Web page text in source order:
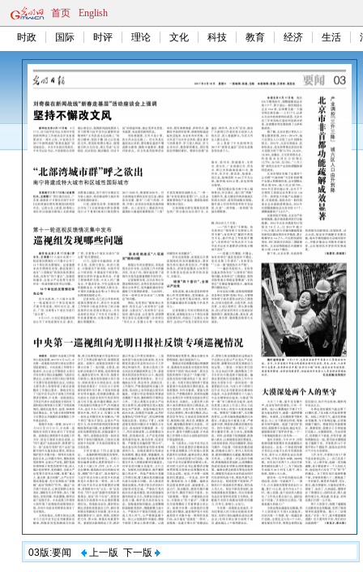
首页 English
时政 国际 时评 理论 文化 科技 教育 经济 生活
03版:要闻 上一版 下一版